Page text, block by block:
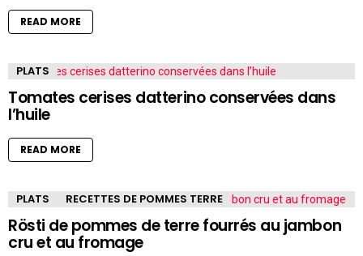
READ MORE
PLATS
Tomates cerises datterino conservées dans
l’huile
READ MORE
PLATS RECETTES DE POMMES TERRE
Rösti de pommes de terre fourrés au jambon
cru et au fromage